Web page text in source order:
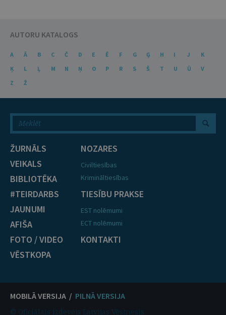
AUTORU KATALOGS
A Ā B C Č D E Ē F G Ģ H I J
K
Ķ
L Ļ M N Ņ O P R S Š T U Ū
V
Z
Ž
ŽURNĀLS
VEIKALS
BIBLIOTĒKA
#TEIRDARBS
JAUNUMI
AFIŠA
FOTO / VIDEO
VĒSTKOPA
NOZARES
Civiltiesības
Krimināltiesības
TIESĪBU PRAKSE
EST nolēmumi
ECT nolēmumi
KONTAKTI
MOBILĀ VERSIJA / PILNĀ VERSIJA
© Oficiālais izdevējs Latvijas Vēstnesis